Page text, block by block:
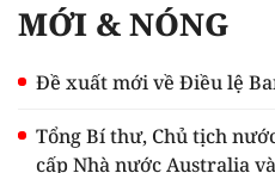
MỚI & NÓNG
Đề xuất mới về Điều lệ
Tổng Bí thư, Chủ tịch
cấp Nhà nước Australia